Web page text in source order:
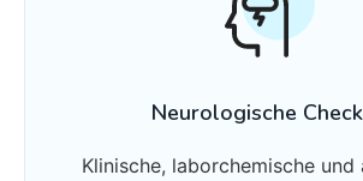
Neurologische
Klinische, laborchemische